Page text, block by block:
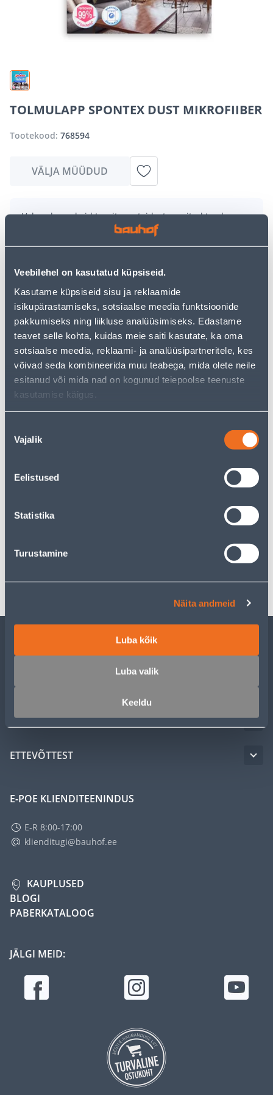
Veebilehel on kasutatud küpsiseid.
Kasutame küpsiseid sisu ja reklaamide
isikupärastamiseks, sotsiaalse meedia funktsioonide
pakkumiseks ning liikluse analüüsimiseks. Edastame
teavet selle kohta, kuidas meie saiti kasutate, ka oma
sotsiaalse meedia, reklaami- ja analüüsipartneritele, kes
võivad seda kombineerida muu teabega, mida olete neile
esitanud või mida nad on kogunud teiepoolse teenuste
kasutamise käigus.
valik
Vajalik
Eelistused
Statistika
Turustamine
Näita andmeid
Luba kõik
Luba valik
Keeldu
TOLMULAPP SPONTEX DUST MIKROFIIBER
Tootekood: 768594
VÄLJA MÜÜDUD
Vabandame, kuid teavitame teid, et soovitud toode on
hetkel suure nõudluse tõttu ajutiselt otsas. Siiski
pakume suurepäraseid alternatiive samast
Teie ostlemisrõõm ei pea aga siin lõppema - oma
uurimistööd saate jätkata, naastesavalehele
kasutades meie võimsat otsingufunktsiooni, et leida
veelgi meelepärasemad valikuid. Head ostlemist!
• Mikrofiibrist tolmulapp.
• Tagab efektiivse tolmupühkimise ja ebemevabad
pinnad.
• Kasutatav nii kuiv- kui ka märgpuhastusel.
• 14-päevane tagastusõigus
KLIENDITEENINDUS
TEENUSED
MEISTRIKLUBI
ETTEVÕTTEST
E-POE KLIENDITEENINDUS
E-R 8:00-17:00
klienditugi@bauhof.ee
KAUPLUSED
BLOGI
PABERKATALOOG
JÄLGI MEID: